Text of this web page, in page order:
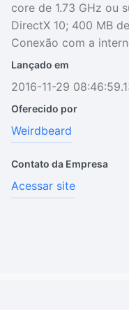
core de 1.73 GHz ou
DirectX 10; 400 MB
Conexão com a
Lançado em
2016-11-29
Oferecido por
Weirdbeard
Contato da Empresa
Acessar site